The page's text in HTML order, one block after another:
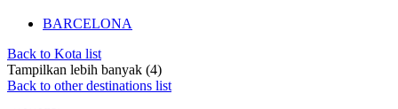
BARCELONA
Back to Kota list
Tampilkan lebih banyak (4)
Back to other destinations list